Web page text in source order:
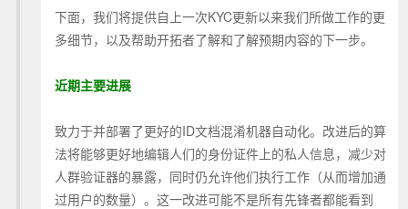
下面，我们将提供自上一次KYC更新以来我们所做工作的更
多细节，以及帮助开拓者了解和了解预期内容的下一步。
近期主要进展
致力于并部署了更好的ID文档混淆机器自动化。改进后的算
法将能够更好地编辑人们的身份证件上的私人信息，减少对
人群验证器的暴露，同时仍允许他们执行工作（从而增加通
过用户的数量）。这一改进可能不是所有先锋者都能看到